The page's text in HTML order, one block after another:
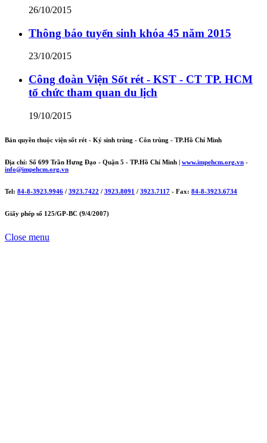
26/10/2015
Thông báo tuyển sinh khóa 45 năm 2015
23/10/2015
Công đoàn Viện Sốt rét - KST - CT TP. HCM
tổ chức tham quan du lịch
19/10/2015
Bản quyền thuộc viện sốt rét - Ký sinh trùng - Côn trùng - TP.Hồ Chí Minh
Địa chỉ: Số 699 Trần Hưng Đạo - Quận 5 - TP.Hồ Chí Minh | www.impehcm.org.vn -
info@impehcm.org.vn
Tel: 84-8-3923.9946 / 3923.7422 / 3923.8091 / 3923.7117 - Fax: 84-8-3923.6734
Giấy phép số 125/GP-BC (9/4/2007)
Close menu